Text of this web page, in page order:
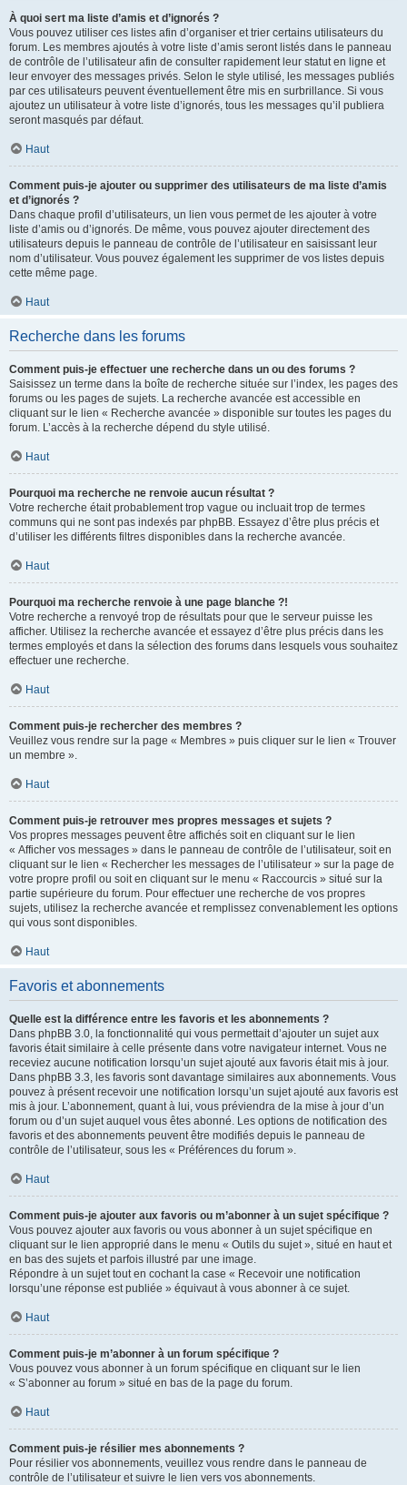
À quoi sert ma liste d’amis et d’ignorés ?
Vous pouvez utiliser ces listes afin d’organiser et trier certains utilisateurs du
forum. Les membres ajoutés à votre liste d’amis seront listés dans le panneau
de contrôle de l’utilisateur afin de consulter rapidement leur statut en ligne et
leur envoyer des messages privés. Selon le style utilisé, les messages publiés
par ces utilisateurs peuvent éventuellement être mis en surbrillance. Si vous
ajoutez un utilisateur à votre liste d’ignorés, tous les messages qu’il publiera
seront masqués par défaut.
Haut
Comment puis-je ajouter ou supprimer des utilisateurs de ma liste d’amis
et d’ignorés ?
Dans chaque profil d’utilisateurs, un lien vous permet de les ajouter à votre
liste d’amis ou d’ignorés. De même, vous pouvez ajouter directement des
utilisateurs depuis le panneau de contrôle de l’utilisateur en saisissant leur
nom d’utilisateur. Vous pouvez également les supprimer de vos listes depuis
cette même page.
Haut
Recherche dans les forums
Comment puis-je effectuer une recherche dans un ou des forums ?
Saisissez un terme dans la boîte de recherche située sur l’index, les pages des
forums ou les pages de sujets. La recherche avancée est accessible en
cliquant sur le lien « Recherche avancée » disponible sur toutes les pages du
forum. L’accès à la recherche dépend du style utilisé.
Haut
Pourquoi ma recherche ne renvoie aucun résultat ?
Votre recherche était probablement trop vague ou incluait trop de termes
communs qui ne sont pas indexés par phpBB. Essayez d’être plus précis et
d’utiliser les différents filtres disponibles dans la recherche avancée.
Haut
Pourquoi ma recherche renvoie à une page blanche ?!
Votre recherche a renvoyé trop de résultats pour que le serveur puisse les
afficher. Utilisez la recherche avancée et essayez d’être plus précis dans les
termes employés et dans la sélection des forums dans lesquels vous souhaitez
effectuer une recherche.
Haut
Comment puis-je rechercher des membres ?
Veuillez vous rendre sur la page « Membres » puis cliquer sur le lien « Trouver
un membre ».
Haut
Comment puis-je retrouver mes propres messages et sujets ?
Vos propres messages peuvent être affichés soit en cliquant sur le lien
« Afficher vos messages » dans le panneau de contrôle de l’utilisateur, soit en
cliquant sur le lien « Rechercher les messages de l’utilisateur » sur la page de
votre propre profil ou soit en cliquant sur le menu « Raccourcis » situé sur la
partie supérieure du forum. Pour effectuer une recherche de vos propres
sujets, utilisez la recherche avancée et remplissez convenablement les options
qui vous sont disponibles.
Haut
Favoris et abonnements
Quelle est la différence entre les favoris et les abonnements ?
Dans phpBB 3.0, la fonctionnalité qui vous permettait d’ajouter un sujet aux
favoris était similaire à celle présente dans votre navigateur internet. Vous ne
receviez aucune notification lorsqu’un sujet ajouté aux favoris était mis à jour.
Dans phpBB 3.3, les favoris sont davantage similaires aux abonnements. Vous
pouvez à présent recevoir une notification lorsqu’un sujet ajouté aux favoris est
mis à jour. L’abonnement, quant à lui, vous préviendra de la mise à jour d’un
forum ou d’un sujet auquel vous êtes abonné. Les options de notification des
favoris et des abonnements peuvent être modifiés depuis le panneau de
contrôle de l’utilisateur, sous les « Préférences du forum ».
Haut
Comment puis-je ajouter aux favoris ou m’abonner à un sujet spécifique ?
Vous pouvez ajouter aux favoris ou vous abonner à un sujet spécifique en
cliquant sur le lien approprié dans le menu « Outils du sujet », situé en haut et
en bas des sujets et parfois illustré par une image.
Répondre à un sujet tout en cochant la case « Recevoir une notification
lorsqu’une réponse est publiée » équivaut à vous abonner à ce sujet.
Haut
Comment puis-je m’abonner à un forum spécifique ?
Vous pouvez vous abonner à un forum spécifique en cliquant sur le lien
« S’abonner au forum » situé en bas de la page du forum.
Haut
Comment puis-je résilier mes abonnements ?
Pour résilier vos abonnements, veuillez vous rendre dans le panneau de
contrôle de l’utilisateur et suivre le lien vers vos abonnements.